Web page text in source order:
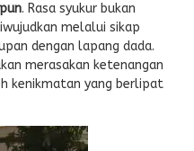
. Rasa syukur bukan
melalui sikap
dengan lapang dada.
merasakan ketenangan
kenikmatan yang berlipat